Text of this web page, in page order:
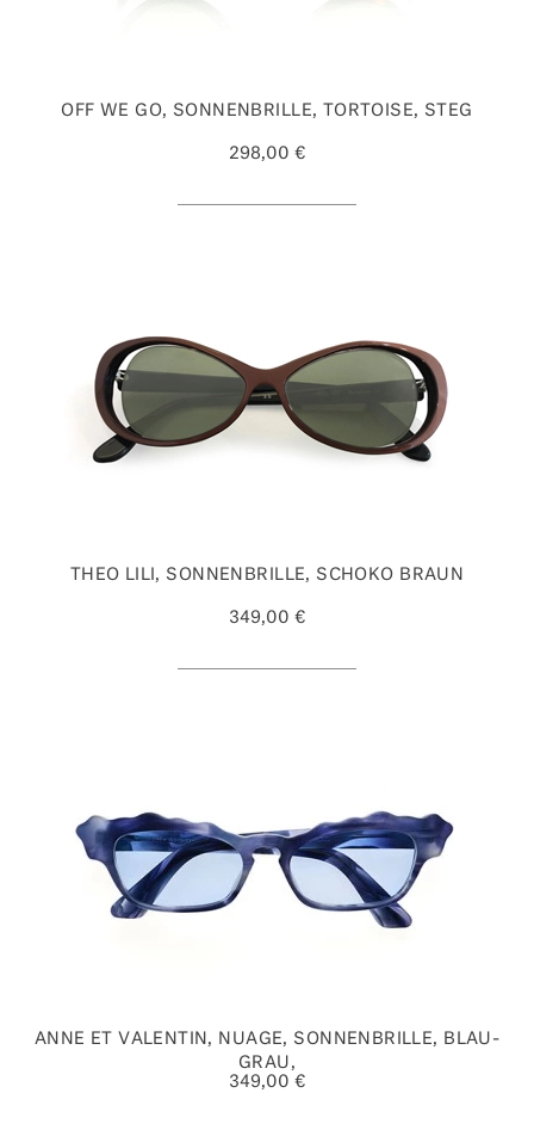
OFF WE GO, SONNENBRILLE, TORTOISE, STEG
298,00 €
THEO LILI, SONNENBRILLE, SCHOKO BRAUN
349,00 €
ANNE ET VALENTIN, NUAGE, SONNENBRILLE, BLAU-
GRAU,
349,00 €